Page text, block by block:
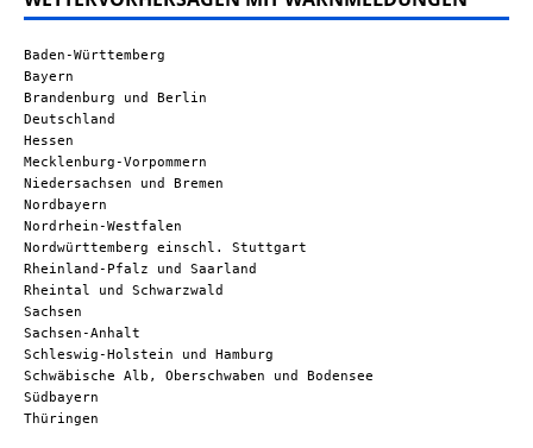
Baden-Württemberg
Bayern
Brandenburg und Berlin
Deutschland
Hessen
Mecklenburg-Vorpommern
Niedersachsen und Bremen
Nordbayern
Nordrhein-Westfalen
Nordwürttemberg einschl. Stuttgart
Rheinland-Pfalz und Saarland
Rheintal und Schwarzwald
Sachsen
Sachsen-Anhalt
Schleswig-Holstein und Hamburg
Schwäbische Alb, Oberschwaben und Bodensee
Südbayern
Thüringen